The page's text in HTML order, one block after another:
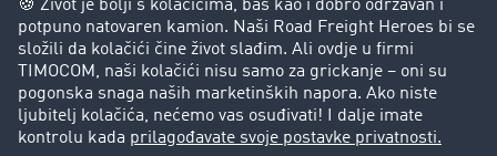
Korisnici preporučuju korisnike
Blog
Zabrane vožnje za kamione